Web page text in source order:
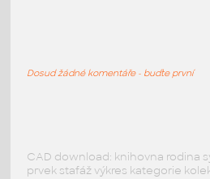
HermanMiller
Dosud žádné komentáře - buďte první
CAD download: knihovna rodina
prvek stafáž výkres kategorie